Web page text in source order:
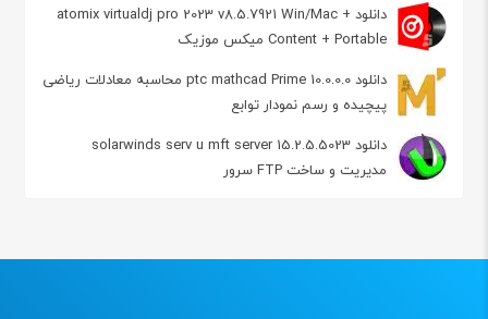
دانلود atomix virtualdj pro 2023 v8.5.7921 Win/Mac +
Content + Portable میکس موزیک
دانلود ptc mathcad Prime 10.0.0.0 محاسبه معادلات ریاضی
پیچیده و رسم نمودار توابع
دانلود solarwinds serv u mft server 15.2.5.5023
مدیریت و ساخت FTP سرور